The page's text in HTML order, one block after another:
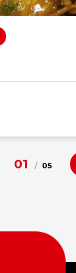
01 / 05